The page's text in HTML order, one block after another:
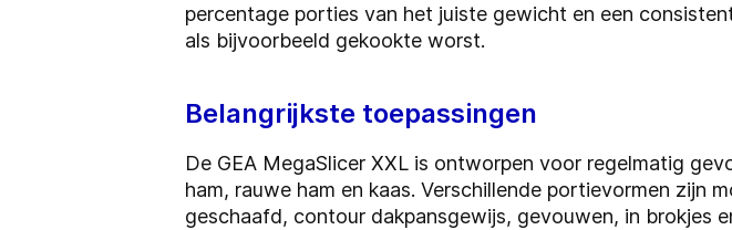
percentage porties van het juiste gewicht en een
als bijvoorbeeld gekookte worst.
Belangrijkste toepassingen
De GEA MegaSlicer XXL is ontworpen voor regelmatig
ham, rauwe ham en kaas. Verschillende portievormen zijn
geschaafd, contour dakpansgewijs, gevouwen, in brokjes